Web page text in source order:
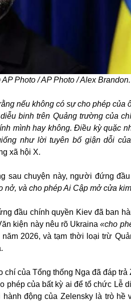
Photo / AP Photo / Alex Brandon.
nếu không có sự cho phép của
binh trên Quảng trường của
mình hay không. Điều kỳ quặc
như lời tuyên bố giận dỗi
xã hội X.
sau chuyện này, người đứng
nở, và cho phép Ai Cập mở cửa
đầu chính quyền Kiev đã ban
kiện này nêu rõ Ukraina«cho
năm 2026, và tạm thời loại trừ
chí của Tổng thống Nga đã đáp trả
phép của bất kỳ ai để tổ chức Lễ
động của Zelensky là trò hề